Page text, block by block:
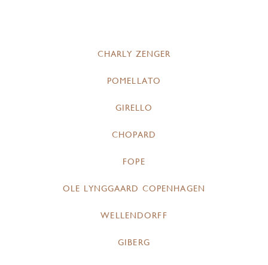
CHARLY ZENGER
POMELLATO
GIRELLO
CHOPARD
FOPE
OLE LYNGGAARD COPENHAGEN
WELLENDORFF
GIBERG